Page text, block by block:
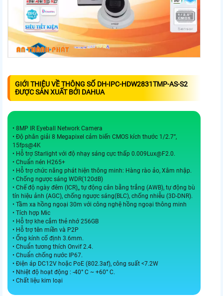
GIỚI THIỆU VỀ THÔNG SỐ DH-IPC-HDW2831TMP-AS-S2
ĐƯỢC SẢN XUẤT BỞI DAHUA
• 8MP IR Eyeball Network Camera
• Độ phân giải 8 Megapixel cảm biến CMOS kích thước 1/2.7”,
15fps@4K
• Hỗ trợ Starlight với độ nhạy sáng cực thấp 0.009Lux@F2.0.
• Chuẩn nén H265+
• Hỗ trợ chức năng phát hiện thông minh: Hàng rào ảo, Xâm nhập.
• Chống ngược sáng WDR(120dB)
• Chế độ ngày đêm (ICR),, tự động cân bằng trắng (AWB), tự động bù
tín hiệu ảnh (AGC), chống ngược sáng(BLC), chống nhiễu (3D-DNR).
• Tầm xa hồng ngoại 30m với công nghệ hồng ngoại thông minh
• Tích hợp Mic
• Hỗ trợ khe cắm thẻ nhớ 256GB
• Hỗ trợ tên miền và P2P
• Ống kính cố định 3.6mm.
• Chuẩn tương thích Onvif 2.4.
• Chuẩn chống nước IP67.
• Điện áp DC12V hoặc PoE (802.3af), công suất <7.2W
• Nhiệt độ hoạt động : -40° C ~ +60° C.
• Chất liệu kim loại